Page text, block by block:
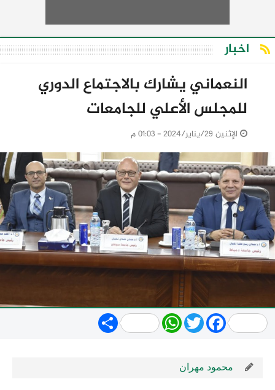
اخبار
النعماني يشارك بالاجتماع الدوري
للمجلس الأعلي للجامعات
الإثنين 29/يناير/2024 - 01:03 م
Share WhatsApp
TwitterFacebook
محمود مهران